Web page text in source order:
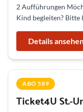
2 Aufführungen
Kind begleiten? Bitte
Details
ABO 589
Ticket4U St.-